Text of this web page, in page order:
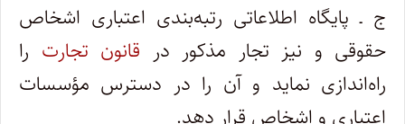
ج ـ پایگاه اطلاعاتی رتبه‌بندی اعتباری اشخاص
حقوقی و نیز تجار مذکور در قانون تجارت را
راه‌اندازی نماید و آن را در دسترس مؤسسات
اعتباری و اشخاص قرار دهد.